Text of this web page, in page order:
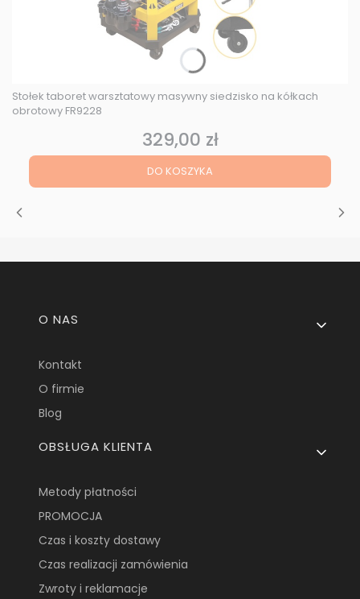
Stołek taboret warsztatowy masywny siedzisko na kółkach
obrotowy FR9228
Cena
329,00 zł
DO KOSZYKA
Linki w stopce
O NAS
Kontakt
O firmie
Blog
OBSŁUGA KLIENTA
Metody płatności
PROMOCJA
Czas i koszty dostawy
Czas realizacji zamówienia
Zwroty i reklamacje